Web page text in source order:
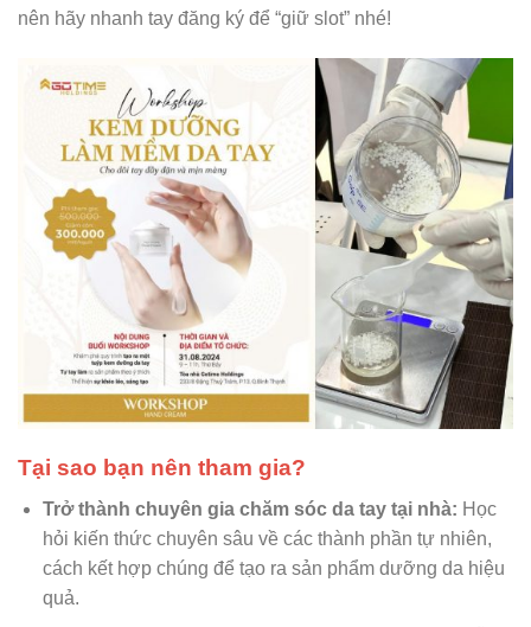
nên hãy nhanh tay đăng ký để “giữ slot” nhé!
Tại sao bạn nên tham gia?
Trở thành chuyên gia chăm sóc da tay tại nhà: Học
hỏi kiến thức chuyên sâu về các thành phần tự nhiên,
cách kết hợp chúng để tạo ra sản phẩm dưỡng da hiệu
quả.